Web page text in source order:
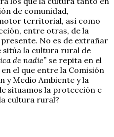
de comunidad,
territorial, así como
entre otras, de la
No es de extrañar
sitúa la cultura rural de
de nadie” se repita en el
el que entre la Comisión
y Medio Ambiente y la
situamos la protección e
cultura rural?